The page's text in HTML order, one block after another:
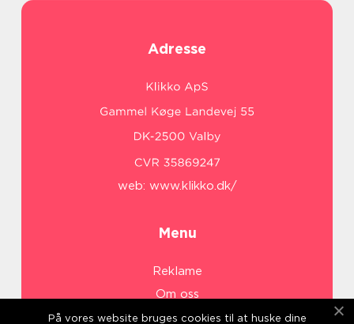
Adresse
web: www.klikko.dk/
Menu
Reklame
Om oss
Cookies
På vores website bruges cookies til at huske dine